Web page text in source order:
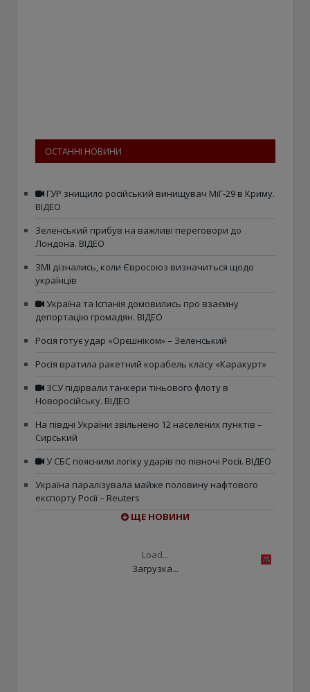
ОСТАННІ НОВИНИ
ГУР знищило російський винищувач МіГ-29 в Криму.
ВІДЕО
Зеленський прибув на важливі переговори до
Лондона. ВІДЕО
ЗМІ дізнались, коли Євросоюз визначиться щодо
українців
Україна та Іспанія домовились про взаємну
депортацію громадян. ВІДЕО
Росія готує удар «Орєшніком» – Зеленський
Росія вратила ракетний корабель класу «Каракурт»
ЗСУ підірвали танкери тіньового флоту в
Новоросійську. ВІДЕО
На півдні України звільнено 12 населених пунктів –
Сирський
У СБС пояснили логіку ударів по півночі Росії. ВІДЕО
Україна паралізувала майже половину нафтового
експорту Росії – Reuters
ЩЕ НОВИНИ
Load...
Загрузка...